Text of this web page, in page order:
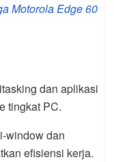
Motorola Edge 60
dan aplikasi
tingkat PC.
window dan
efisiensi kerja.